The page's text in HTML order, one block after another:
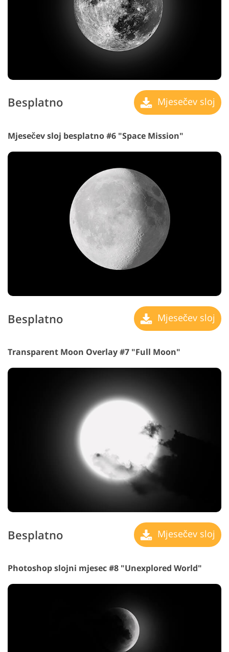
Besplatno Mjesečev sloj
Mjesečev sloj besplatno #6 "Space Mission"
Besplatno Mjesečev sloj
Transparent Moon Overlay #7 "Full Moon"
Besplatno Mjesečev sloj
Photoshop slojni mjesec #8 "Unexplored World"